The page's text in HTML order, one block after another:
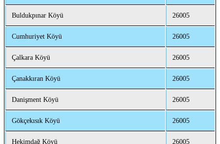
Buldukpınar Köyü 26005
Cumhuriyet Köyü 26005
Çalkara Köyü 26005
Çanakkıran Köyü 26005
Danişment Köyü 26005
Gökçekısık Köyü 26005
Hekimdağ Köyü 26005